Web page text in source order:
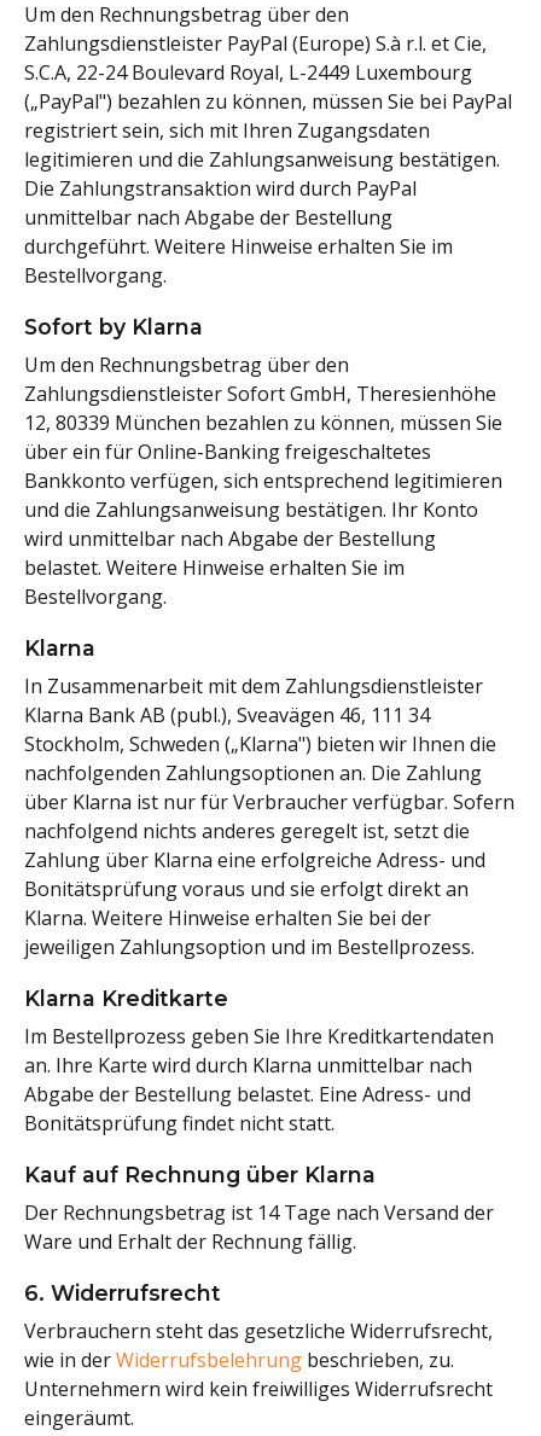
Um den Rechnungsbetrag über den
Zahlungsdienstleister PayPal (Europe) S.à r.l. et Cie,
S.C.A, 22-24 Boulevard Royal, L-2449 Luxembourg
(„PayPal") bezahlen zu können, müssen Sie bei PayPal
registriert sein, sich mit Ihren Zugangsdaten
legitimieren und die Zahlungsanweisung bestätigen.
Die Zahlungstransaktion wird durch PayPal
unmittelbar nach Abgabe der Bestellung
durchgeführt. Weitere Hinweise erhalten Sie im
Bestellvorgang.
Sofort by Klarna
Um den Rechnungsbetrag über den
Zahlungsdienstleister Sofort GmbH, Theresienhöhe
12, 80339 München bezahlen zu können, müssen Sie
über ein für Online-Banking freigeschaltetes
Bankkonto verfügen, sich entsprechend legitimieren
und die Zahlungsanweisung bestätigen. Ihr Konto
wird unmittelbar nach Abgabe der Bestellung
belastet. Weitere Hinweise erhalten Sie im
Bestellvorgang.
Klarna
In Zusammenarbeit mit dem Zahlungsdienstleister
Klarna Bank AB (publ.), Sveavägen 46, 111 34
Stockholm, Schweden („Klarna") bieten wir Ihnen die
nachfolgenden Zahlungsoptionen an. Die Zahlung
über Klarna ist nur für Verbraucher verfügbar. Sofern
nachfolgend nichts anderes geregelt ist, setzt die
Zahlung über Klarna eine erfolgreiche Adress- und
Bonitätsprüfung voraus und sie erfolgt direkt an
Klarna. Weitere Hinweise erhalten Sie bei der
jeweiligen Zahlungsoption und im Bestellprozess.
Klarna Kreditkarte
Im Bestellprozess geben Sie Ihre Kreditkartendaten
an. Ihre Karte wird durch Klarna unmittelbar nach
Abgabe der Bestellung belastet. Eine Adress- und
Bonitätsprüfung findet nicht statt.
Kauf auf Rechnung über Klarna
Der Rechnungsbetrag ist 14 Tage nach Versand der
Ware und Erhalt der Rechnung fällig.
6. Widerrufsrecht
Verbrauchern steht das gesetzliche Widerrufsrecht,
wie in derWiderrufsbelehrung beschrieben, zu.
Unternehmern wird kein freiwilliges Widerrufsrecht
eingeräumt.